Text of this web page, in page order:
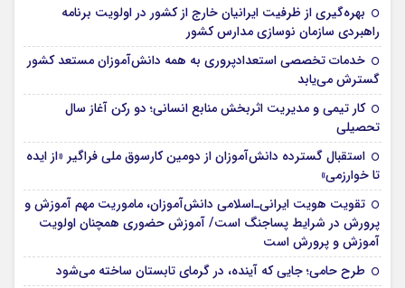
بهره‌گیری از ظرفیت ایرانیان خارج از کشور در اولویت برنامه
راهبردی سازمان نوسازی مدارس کشور
خدمات تخصصی استعدادپروری به همه دانش‌آموزان مستعد کشور
گسترش می‌یابد
کار تیمی و مدیریت اثربخش منابع انسانی؛ دو رکن آغاز سال
تحصیلی
استقبال گسترده دانش‌آموزان از دومین کارسوق ملی فراگیر «از ایده
تا خوارزمی»
تقویت هویت ایرانی‌ـ‌اسلامی دانش‌آموزان، ماموریت مهم آموزش و
پرورش در شرایط پساجنگ است/ آموزش حضوری همچنان اولویت
آموزش و پرورش است
طرح حامی؛ جایی که آینده، در گرمای تابستان ساخته می‌شود